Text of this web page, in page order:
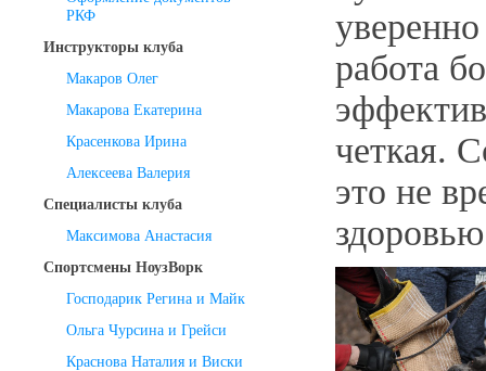
РКФ
Инструкторы клуба
Макаров Олег
Макарова Екатерина
Красенкова Ирина
Алексеева Валерия
Специалисты клуба
Максимова Анастасия
Спортсмены НоузВорк
Господарик Регина и Майк
Ольга Чурсина и Грейси
Краснова Наталия и Виски
работа
четкая.
это не